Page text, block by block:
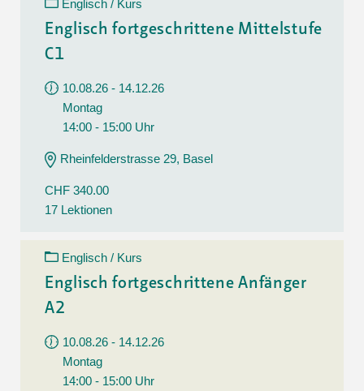
Englisch / Kurs
Englisch fortgeschrittene Mittelstufe
C1
10.08.26 - 14.12.26
Montag
14:00 - 15:00 Uhr
Rheinfelderstrasse 29, Basel
CHF 340.00
17 Lektionen
Englisch / Kurs
Englisch fortgeschrittene Anfänger
A2
10.08.26 - 14.12.26
Montag
14:00 - 15:00 Uhr